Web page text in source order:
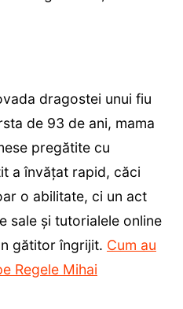
dragostei unui fiu
de 93 de ani, mama
pregătite cu
a învățat rapid, căci
o abilitate, ci un act
sale și tutorialele online
gătitor îngrijit. Cum au
Regele Mihai